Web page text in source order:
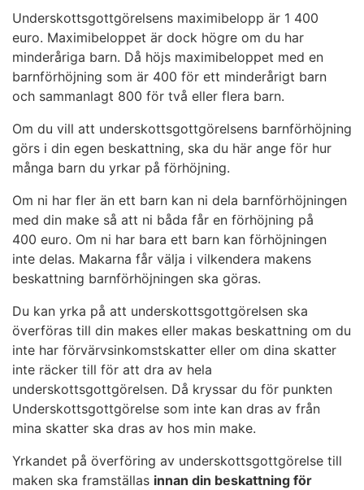
Underskottsgottgörelsens maximibelopp är 1 400
euro. Maximibeloppet är dock högre om du har
minderåriga barn. Då höjs maximibeloppet med en
barnförhöjning som är 400 för ett minderårigt barn
och sammanlagt 800 för två eller flera barn.
Om du vill att underskottsgottgörelsens barnförhöjning
görs i din egen beskattning, ska du här ange för hur
många barn du yrkar på förhöjning.
Om ni har fler än ett barn kan ni dela barnförhöjningen
med din make så att ni båda får en förhöjning på
400 euro. Om ni har bara ett barn kan förhöjningen
inte delas. Makarna får välja i vilkendera makens
beskattning barnförhöjningen ska göras.
Du kan yrka på att underskottsgottgörelsen ska
överföras till din makes eller makas beskattning om du
inte har förvärvsinkomstskatter eller om dina skatter
inte räcker till för att dra av hela
underskottsgottgörelsen. Då kryssar du för punkten
Underskottsgottgörelse som inte kan dras av från
mina skatter ska dras av hos min make.
Yrkandet på överföring av underskottsgottgörelse till
maken ska framställas innan din beskattning för